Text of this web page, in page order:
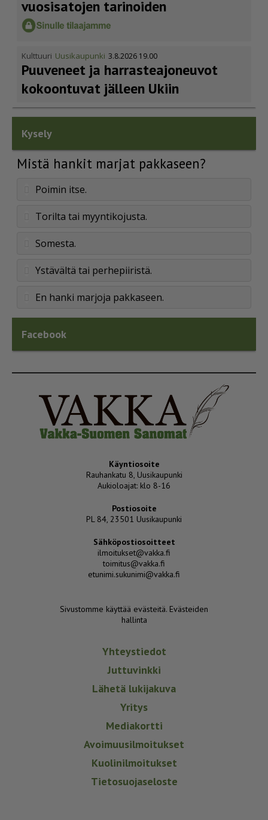
vuosisatojen tarinoiden
Kulttuuri Uusikaupunki 3.8.2026 19.00
Puuveneet ja harras­te­a­jo­neuvot
kokoontuvat jälleen Ukiin
Kysely
Mistä hankit marjat pakkaseen?
Poimin itse.
Torilta tai myyntikojusta.
Somesta.
Ystävältä tai perhepiiristä.
En hanki marjoja pakkaseen.
Facebook
Käyntiosoite
Rauhankatu 8, Uusikaupunki
Aukioloajat: klo 8-16
Postiosoite
PL 84, 23501 Uusikaupunki
Sähköpostiosoitteet
ilmoitukset@vakka.fi
toimitus@vakka.fi
etunimi.sukunimi@vakka.fi
Sivustomme käyttää evästeitä. Evästeiden
hallinta
Yhteystiedot
Juttuvinkki
Lähetä lukijakuva
Yritys
Mediakortti
Avoimuusilmoitukset
Kuolinilmoitukset
Tietosuojaseloste